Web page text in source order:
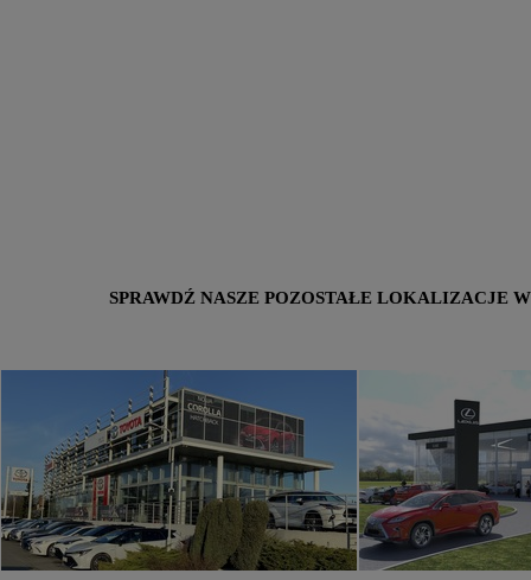
SPRAWDŹ NASZE POZOSTAŁE LOKALIZACJE